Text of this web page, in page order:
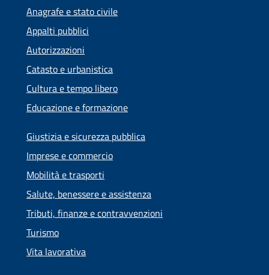
Anagrafe e stato civile
Appalti pubblici
Autorizzazioni
Catasto e urbanistica
Cultura e tempo libero
Educazione e formazione
Giustizia e sicurezza pubblica
Imprese e commercio
Mobilità e trasporti
Salute, benessere e assistenza
Tributi, finanze e contravvenzioni
Turismo
Vita lavorativa